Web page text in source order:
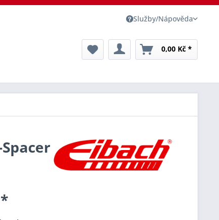
Služby/Nápověda
0,00 Kč *